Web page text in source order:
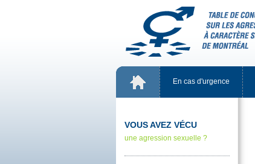
Encasd'urgence
VOUSAVEZVÉCU
uneagressionsexuelle?